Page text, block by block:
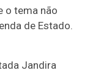
o tema não
de Estado.
Jandira